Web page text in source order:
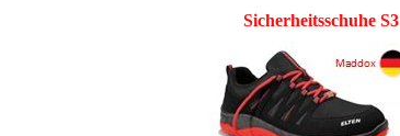
Sicherheitsschuhe S3